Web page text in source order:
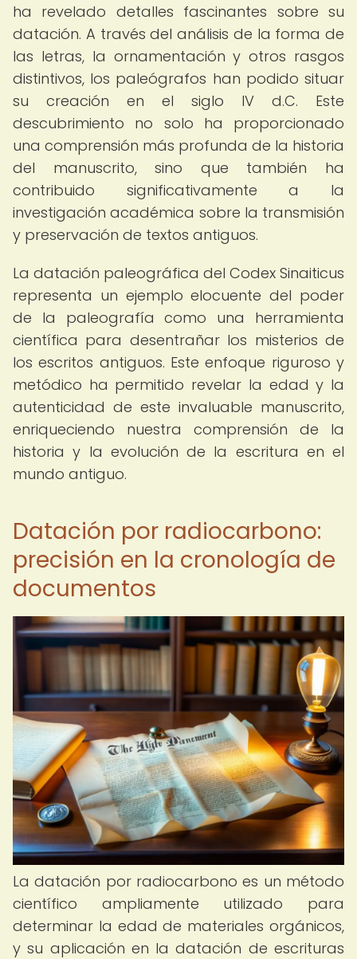
ha revelado detalles fascinantes sobre su
datación. A través del análisis de la forma de
las letras, la ornamentación y otros rasgos
distintivos, los paleógrafos han podido situar
su creación en el siglo IV d.C. Este
descubrimiento no solo ha proporcionado
una comprensión más profunda de la historia
del manuscrito, sino que también ha
contribuido significativamente a la
investigación académica sobre la transmisión
y preservación de textos antiguos.
La datación paleográfica del Codex Sinaiticus
representa un ejemplo elocuente del poder
de la paleografía como una herramienta
científica para desentrañar los misterios de
los escritos antiguos. Este enfoque riguroso y
metódico ha permitido revelar la edad y la
autenticidad de este invaluable manuscrito,
enriqueciendo nuestra comprensión de la
historia y la evolución de la escritura en el
mundo antiguo.
Datación por radiocarbono:
precisión en la cronología de
documentos
La datación por radiocarbono es un método
científico ampliamente utilizado para
determinar la edad de materiales orgánicos,
y su aplicación en la datación de escrituras